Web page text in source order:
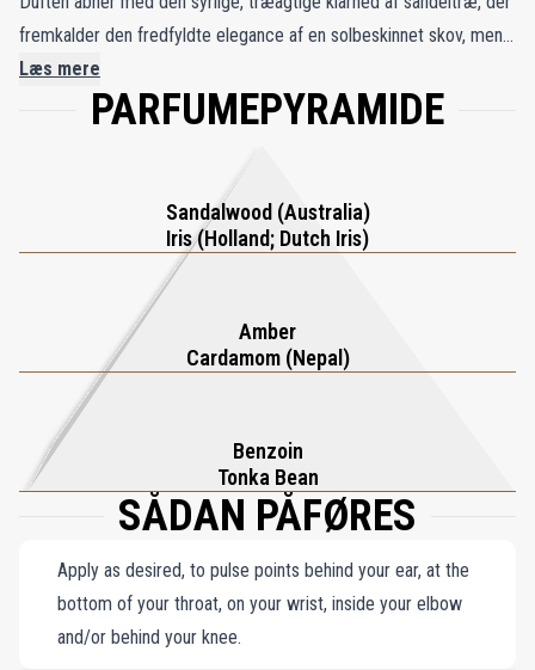
fremkalder den fredfyldte elegance af en solbeskinnet skov, mens
en sølvskinnende irisnote tilføjer en funklende, pudret lysstyrke,
der minder om brusende champagne. Efterhånden som den
den søde, vaniljeagtige varme fra benzoin for en fløjlsblød, sensuel
dybde. Blødere og mere tilgængelig end traditionelle
sandeltrædufte, Santal Austral balancerer sine friske og cremede
facetter for at skabe en kønsneutral duft, der udstråler
sofistikering og varme. Perfekt til dem, der søger et moderne
twist på en klassisk tone, denne fængslende blanding dvæler
smukt og efterlader et indtryk af tidløs elegance.
Læs mere
PARFUMEPYRAMIDE
Sandalwood (Australia)
Iris (Holland; Dutch Iris)
Amber
Cardamom (Nepal)
Benzoin
Tonka Bean
SÅDAN PÅFØRES
Apply as desired, to pulse points behind your ear, at the
bottom of your throat, on your wrist, inside your elbow
and/or behind your knee.